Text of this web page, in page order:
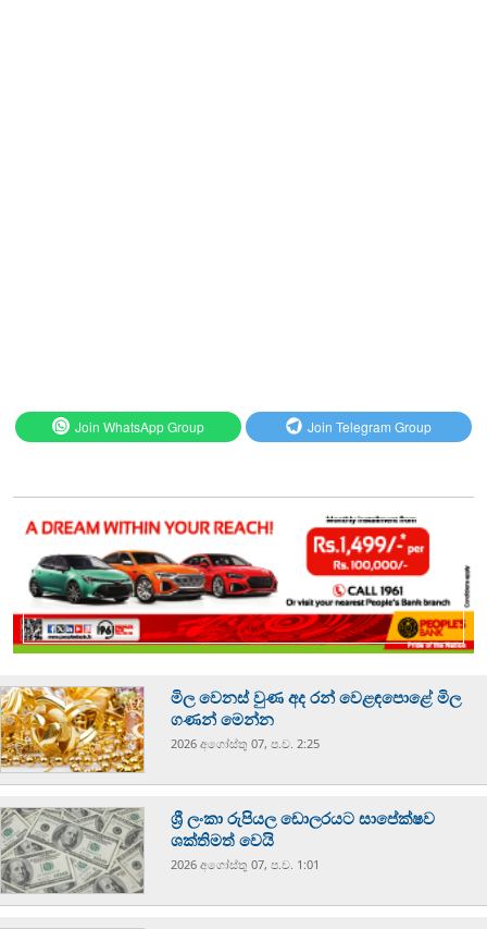
Join WhatsApp Group Join Telegram Group
මිල වෙනස් වුණ අද රන් වෙළඳපොළේ මිල
ගණන් මෙන්න
2026 අගෝස්‍තු 07, ප.ව. 2:25
ශ්‍රී ලංකා රුපියල ඩොලරයට සාපේක්ෂව
ශක්තිමත් වෙයි
2026 අගෝස්‍තු 07, ප.ව. 1:01